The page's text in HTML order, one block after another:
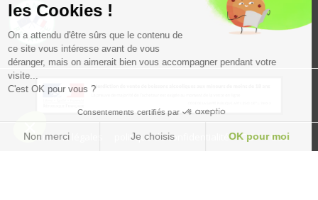
Mentions légales politique de confidentialité CGV CGU
les Cookies !
On a attendu d'être sûrs que le contenu de
ce site vous intéresse avant de vous
déranger, mais on aimerait bien vous accompagner pendant votre
visite...
C'est OK pour vous ?
Consentements certifiés par
Non merci Je choisis OK pour moi